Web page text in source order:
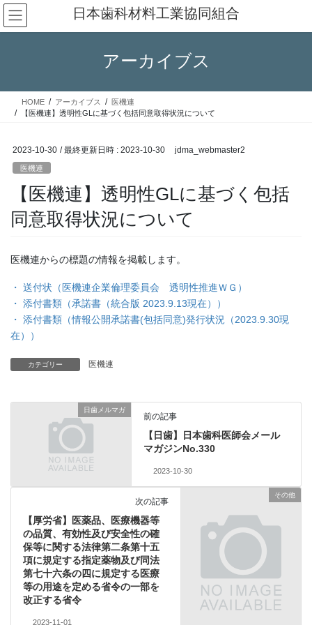
コ
ン
テ
ス
ナ
ビ
ゲ
ン
日本歯科材料工業協同組合
アーカイブス
HOME アーカイブス
医機連
【医機連】透明性GLに基づく包括同意取得状況について
2023-10-30 / 最終更新日時 : 2023-10-30 jdma_webmaster2
医機連
【医機連】透明性GLに基づく包括
同意取得状況について
医機連からの標題の情報を掲載します。
・ 送付状（医機連企業倫理委員会 透明性推進ＷＧ）
・ 添付書類（承諾書（統合版 2023.9.13現在））
・ 添付書類（情報公開承諾書(包括同意)発行状況（2023.9.30現
在））
カテゴリー 医機連
日歯メルマガ
前の記事
【日歯】日本歯科医師会メール
マガジンNo.330
2023-10-30
その他
次の記事
【厚労省】医薬品、医療機器等
の品質、有効性及び安全性の確
保等に関する法律第二条第十五
項に規定する指定薬物及び同法
第七十六条の四に規定する医療
等の用途を定める省令の一部を
改正する省令
2023-11-01